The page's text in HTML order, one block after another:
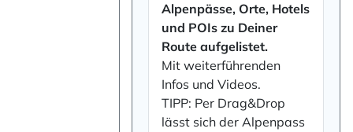
Alpenpässe, Orte, Hotels
und POIs zu Deiner
Route aufgelistet.
Mit weiterführenden
Infos und Videos.
TIPP: Per Drag&Drop
lässt sich der Alpenpass